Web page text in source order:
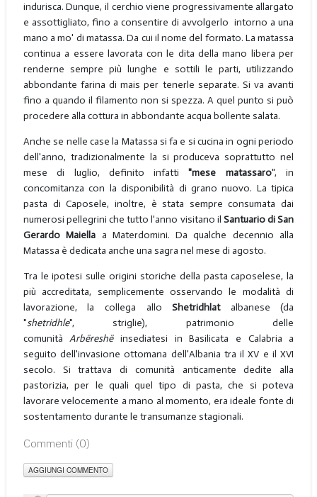
indurisca. Dunque, il cerchio viene progressivamente allargato
e assottigliato, fino a consentire di avvolgerlo intorno a una
mano a mo' di matassa. Da cui il nome del formato. La matassa
continua a essere lavorata con le dita della mano libera per
renderne sempre più lunghe e sottili le parti, utilizzando
abbondante farina di mais per tenerle separate. Si va avanti
fino a quando il filamento non si spezza. A quel punto si può
procedere alla cottura in abbondante acqua bollente salata.
Anche se nelle case la Matassa si fa e si cucina in ogni periodo
dell'anno, tradizionalmente la si produceva soprattutto nel
mese di luglio, definito infatti"mese matassaro", in
concomitanza con la disponibilità di grano nuovo. La tipica
pasta di Caposele, inoltre, è stata sempre consumata dai
numerosi pellegrini che tutto l'anno visitano il Santuario di San
Gerardo Maiella a Materdomini. Da qualche decennio alla
Matassa è dedicata anche una sagra nel mese di agosto.
Tra le ipotesi sulle origini storiche della pasta caposelese, la
più accreditata, semplicemente osservando le modalità di
lavorazione, la collega alloShetridhlat albanese (da
"shetridhle", striglie), patrimonio delle
comunitàArbëreshëinsediatesi in Basilicata e Calabria a
seguito dell'invasione ottomana dell'Albania tra il XV e il XVI
secolo. Si trattava di comunità anticamente dedite alla
pastorizia, per le quali quel tipo di pasta, che si poteva
lavorare velocemente a mano al momento, era ideale fonte di
sostentamento durante le transumanze stagionali.
Commenti (0)
AGGIUNGI COMMENTO